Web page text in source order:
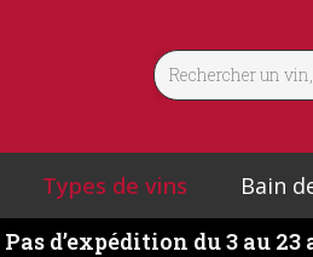
Types de vins Bain
Pas d’expédition du 3 au